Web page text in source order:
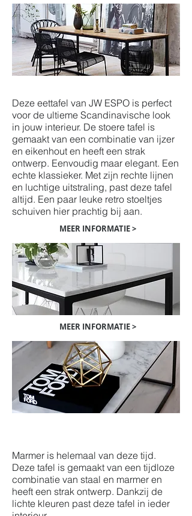
Deze eettafel van JW ESPO is perfect
voor de ultieme Scandinavische look
in jouw interieur. De stoere tafel is
gemaakt van een combinatie van ijzer
en eikenhout en heeft een strak
ontwerp. Eenvoudig maar elegant. Een
echte klassieker. Met zijn rechte lijnen
en luchtige uitstraling, past deze tafel
altijd. Een paar leuke retro stoeltjes
schuiven hier prachtig bij aan.
MEER INFORMATIE >
MEER INFORMATIE >
Marmer is helemaal van deze tijd.
Deze tafel is gemaakt van een tijdloze
combinatie van staal en marmer en
heeft een strak ontwerp. Dankzij de
lichte kleuren past deze tafel in ieder